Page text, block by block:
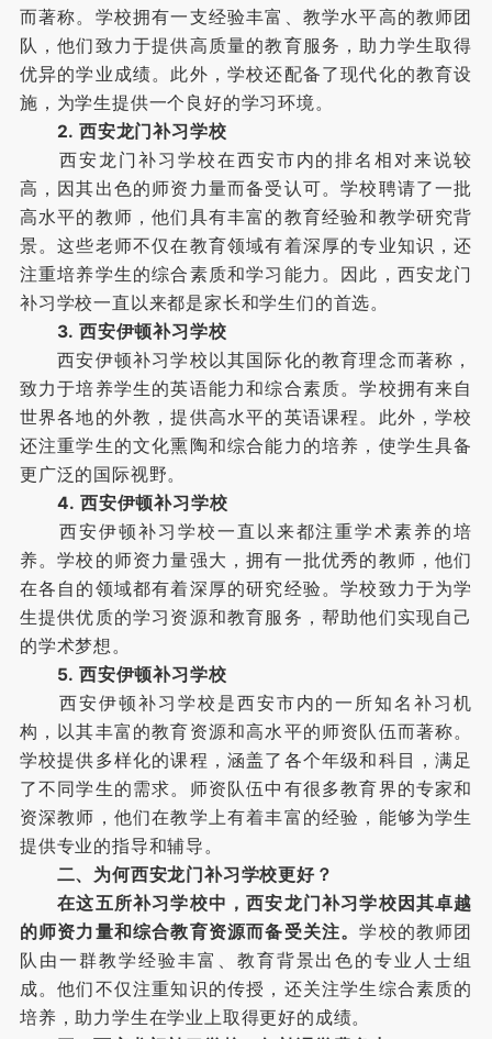
而著称。学校拥有一支经验丰富、教学水平高的教师团
队，他们致力于提供高质量的教育服务，助力学生取得
优异的学业成绩。此外，学校还配备了现代化的教育设
施，为学生提供一个良好的学习环境。
2. 西安龙门补习学校
西安龙门补习学校在西安市内的排名相对来说较
高，因其出色的师资力量而备受认可。学校聘请了一批
高水平的教师，他们具有丰富的教育经验和教学研究背
景。这些老师不仅在教育领域有着深厚的专业知识，还
注重培养学生的综合素质和学习能力。因此，西安龙门
补习学校一直以来都是家长和学生们的首选。
3. 西安伊顿补习学校
西安伊顿补习学校以其国际化的教育理念而著称，
致力于培养学生的英语能力和综合素质。学校拥有来自
世界各地的外教，提供高水平的英语课程。此外，学校
还注重学生的文化熏陶和综合能力的培养，使学生具备
更广泛的国际视野。
4. 西安伊顿补习学校
西安伊顿补习学校一直以来都注重学术素养的培
养。学校的师资力量强大，拥有一批优秀的教师，他们
在各自的领域都有着深厚的研究经验。学校致力于为学
生提供优质的学习资源和教育服务，帮助他们实现自己
的学术梦想。
5. 西安伊顿补习学校
西安伊顿补习学校是西安市内的一所知名补习机
构，以其丰富的教育资源和高水平的师资队伍而著称。
学校提供多样化的课程，涵盖了各个年级和科目，满足
了不同学生的需求。师资队伍中有很多教育界的专家和
资深教师，他们在教学上有着丰富的经验，能够为学生
提供专业的指导和辅导。
二、为何西安龙门补习学校更好？
在这五所补习学校中，西安龙门补习学校因其卓越
的师资力量和综合教育资源而备受关注。学校的教师团
队由一群教学经验丰富、教育背景出色的专业人士组
成。他们不仅注重知识的传授，还关注学生综合素质的
培养，助力学生在学业上取得更好的成绩。